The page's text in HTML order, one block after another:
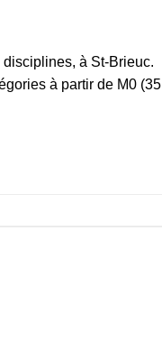
disciplines, à St-Brieuc.
à partir de M0 (35